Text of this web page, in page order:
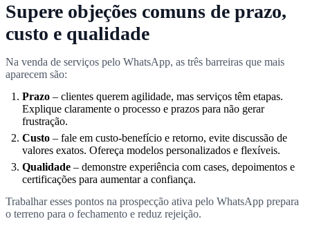
Supere objeções comuns de prazo,
custo e qualidade
Na venda de serviços pelo WhatsApp, as três barreiras que mais
aparecem são:
Prazo – clientes querem agilidade, mas serviços têm etapas.
Explique claramente o processo e prazos para não gerar
frustração.
Custo – fale em custo-benefício e retorno, evite discussão de
valores exatos. Ofereça modelos personalizados e flexíveis.
Qualidade – demonstre experiência com cases, depoimentos e
certificações para aumentar a confiança.
Trabalhar esses pontos na prospecção ativa pelo WhatsApp prepara
o terreno para o fechamento e reduz rejeição.